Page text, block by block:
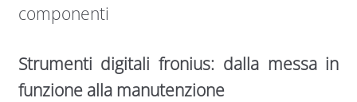
componenti
Strumenti digitali fronius: dalla messa in
funzione alla manutenzione